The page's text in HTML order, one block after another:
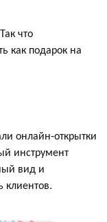
что
как подарок на
онлайн-открытки
инструмент
вид и